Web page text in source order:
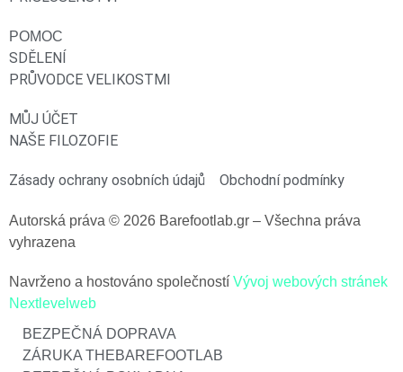
POMOC
SDĚLENÍ
PRŮVODCE VELIKOSTMI
MŮJ ÚČET
NAŠE FILOZOFIE
Zásady ochrany osobních údajů Obchodní podmínky
Autorská práva © 2026 Barefootlab.gr – Všechna práva
vyhrazena
Navrženo a hostováno společností Vývoj webových stránek
Nextlevelweb
BEZPEČNÁ DOPRAVA
ZÁRUKA THEBAREFOOTLAB